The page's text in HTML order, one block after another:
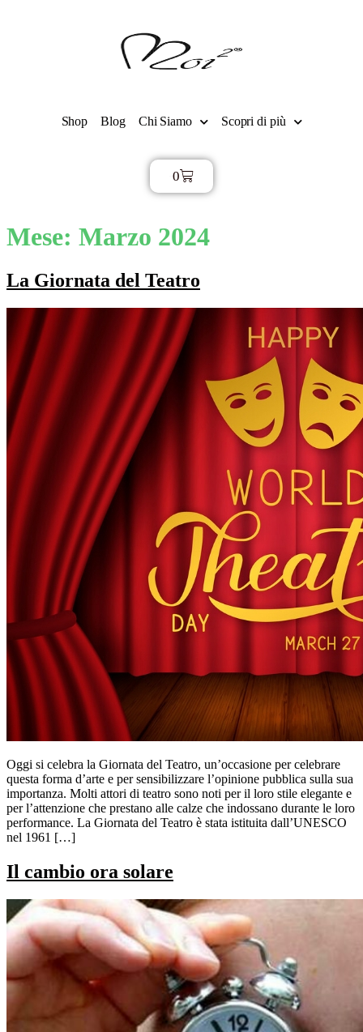
Shop Blog Chi Siamo Scopri di più
0
Mese: Marzo 2024
La Giornata del Teatro
Oggi si celebra la Giornata del Teatro, un’occasione per celebrare
questa forma d’arte e per sensibilizzare l’opinione pubblica sulla sua
importanza. Molti attori di teatro sono noti per il loro stile elegante e
per l’attenzione che prestano alle calze che indossano durante le loro
performance. La Giornata del Teatro è stata istituita dall’UNESCO
nel 1961 […]
Il cambio ora solare